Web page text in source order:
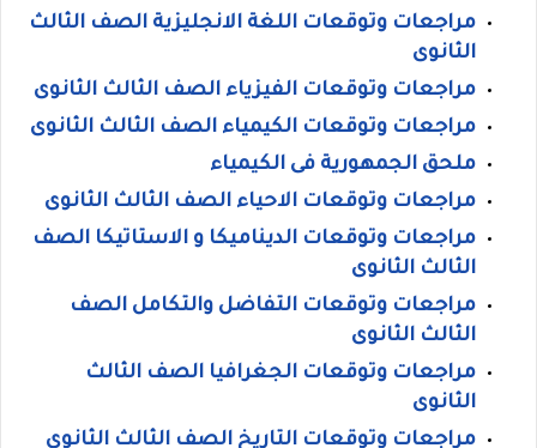
مراجعات وتوقعات اللغة الانجليزية الصف الثالث
الثانوى
مراجعات وتوقعات الفيزياء الصف الثالث الثانوى
مراجعات وتوقعات الكيمياء الصف الثالث الثانوى
ملحق الجمهورية فى الكيمياء
مراجعات وتوقعات الاحياء الصف الثالث الثانوى
مراجعات وتوقعات الديناميكا و الاستاتيكا الصف
الثالث الثانوى
مراجعات وتوقعات التفاضل والتكامل الصف
الثالث الثانوى
مراجعات وتوقعات الجغرافيا الصف الثالث
الثانوى
مراجعات وتوقعات التاريخ الصف الثالث الثانوى